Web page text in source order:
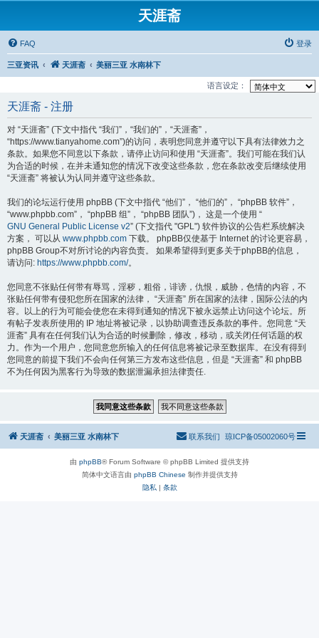
天涯斋
FAQ 登录
三亚资讯 天涯斋 美丽三亚 水南林下
语言设定：
天涯斋 - 注册
对 “天涯斋” (下文中指代 “我们”，“我们的”，“天涯斋”，
“https://www.tianyahome.com”)的访问，表明您同意并遵守以下具有法律效力之
条款。如果您不同意以下条款，请停止访问和使用 “天涯斋”。我们可能在我们认
为合适的时候，在并未通知您的情况下改变这些条款，您在条款改变后继续使用
“天涯斋” 将被认为认同并遵守这些条款。
我们的论坛运行使用 phpBB (下文中指代 “他们”， “他们的”， “phpBB 软件”，
“www.phpbb.com”， “phpBB 组”， “phpBB 团队”)， 这是一个使用 “
GNU General Public License v2” (下文指代 "GPL") 软件协议的公告栏系统解决
方案， 可以从 www.phpbb.com 下载。 phpBB仅使基于 Internet 的讨论更容易，
phpBB Group不对所讨论的内容负责。 如果希望得到更多关于phpBB的信息，
请访问: https://www.phpbb.com/。
您同意不张贴任何带有辱骂，淫秽，粗俗，诽谤，仇恨，威胁，色情的内容，不
张贴任何带有侵犯您所在国家的法律， “天涯斋” 所在国家的法律，国际公法的内
容。以上的行为可能会使您在未得到通知的情况下被永远禁止访问这个论坛。所
有帖子发表所使用的 IP 地址将被记录，以协助调查违反条款的事件。您同意 “天
涯斋” 具有在任何我们认为合适的时候删除，修改，移动，或关闭任何话题的权
力。作为一个用户，您同意您所输入的任何信息将被记录至数据库。在没有得到
您同意的前提下我们不会向任何第三方发布这些信息，但是 “天涯斋” 和 phpBB
不为任何因为黑客行为导致的数据泄漏承担法律责任.
天涯斋 美丽三亚 水南林下 琼ICP备05002060号
联系我们
由 phpBB® Forum Software © phpBB Limited 提供支持
简体中文语言由 phpBB Chinese 制作并提供支持
隐私 | 条款